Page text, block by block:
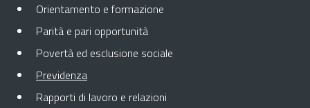
Orientamento e formazione
Parità e pari opportunità
Povertà ed esclusione sociale
PrevidenzaPagina attuale
Rapporti di lavoro e relazioni